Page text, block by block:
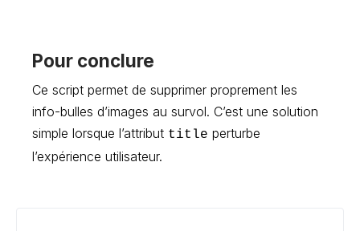
Pour conclure
Ce script permet de supprimer proprement les
info-bulles d’images au survol. C’est une solution
simple lorsque l’attribut title perturbe
l’expérience utilisateur.